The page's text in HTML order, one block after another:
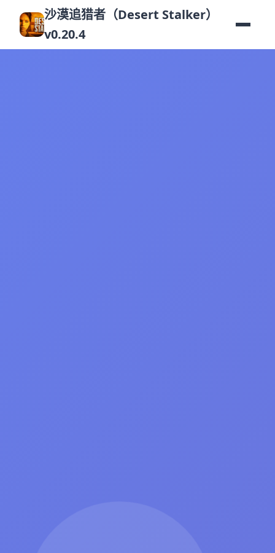
沙漠追猎者（Desert Stalker）
v0.20.4